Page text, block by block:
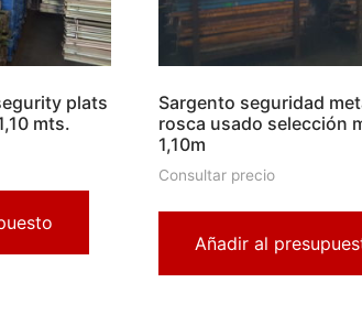
plats
mts.
Sargento seguridad
rosca usado selección
1,10m
Consultar precio
Añadir al